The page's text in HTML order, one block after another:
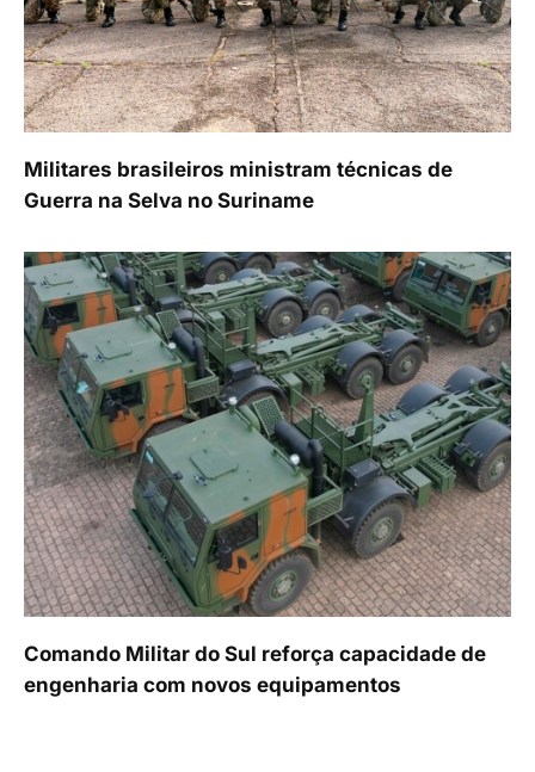
Militares brasileiros ministram técnicas de
Guerra na Selva no Suriname
Comando Militar do Sul reforça capacidade de
engenharia com novos equipamentos